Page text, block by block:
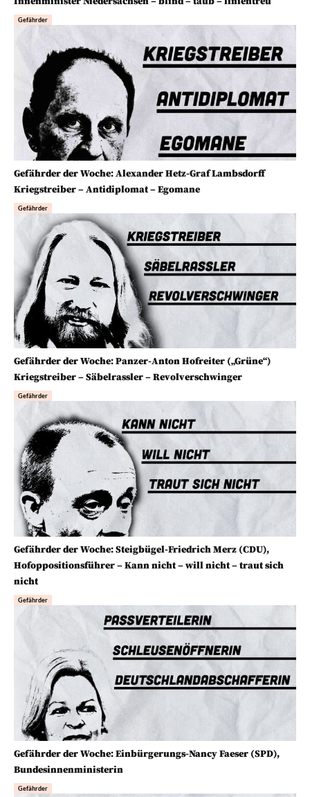
Gefährder
Gefährder der Woche: Alexander Hetz-Graf Lambsdorff
Kriegstreiber – Antidiplomat – Egomane
Gefährder
Gefährder der Woche: Panzer-Anton Hofreiter („Grüne“)
Kriegstreiber – Säbelrassler – Revolverschwinger
Gefährder
Gefährder der Woche: Steigbügel-Friedrich Merz (CDU),
Hofoppositionsführer – Kann nicht – will nicht – traut sich
nicht
Gefährder
Gefährder der Woche: Einbürgerungs-Nancy Faeser (SPD),
Bundesinnenministerin
Gefährder